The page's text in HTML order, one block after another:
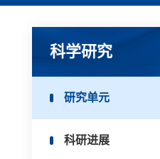
科学研究
研究单元
科研进展